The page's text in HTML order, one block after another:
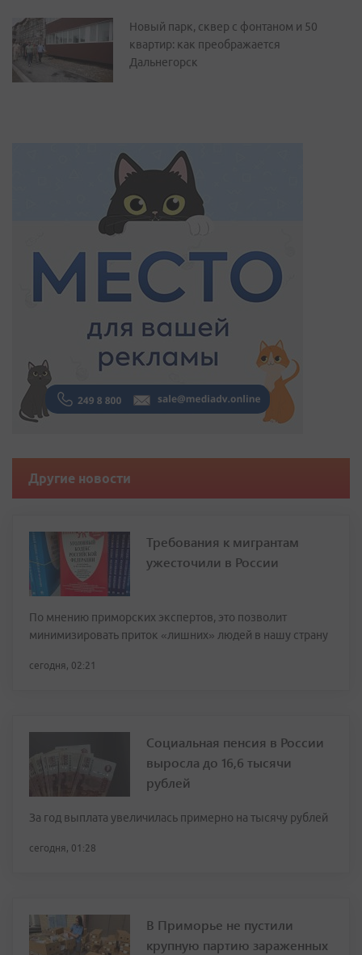
Новый парк, сквер с фонтаном и 50
квартир: как преображается
Дальнегорск
Другие новости
Требования к мигрантам
ужесточили в России
По мнению приморских экспертов, это позволит
минимизировать приток «лишних» людей в нашу страну
сегодня, 02:21
Социальная пенсия в России
выросла до 16,6 тысячи
рублей
За год выплата увеличилась примерно на тысячу рублей
сегодня, 01:28
В Приморье не пустили
крупную партию зараженных